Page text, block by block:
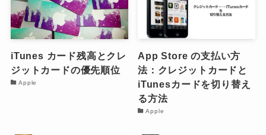
iTunes カード残高とクレ
ジットカードの優先順位
Apple
App Store の支払い方
法：クレジットカードと
iTunesカードを切り替え
る方法
Apple